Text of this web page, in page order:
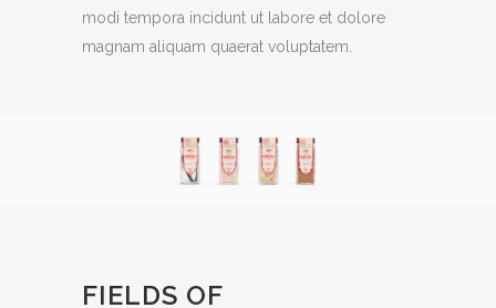
modi tempora incidunt ut labore et dolore
magnam aliquam quaerat voluptatem.
FIELDS OF